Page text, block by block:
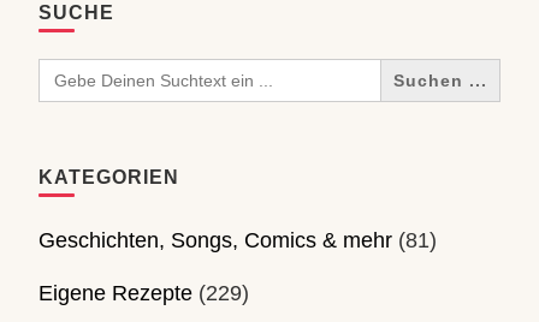
SUCHE
Search
for:
KATEGORIEN
Geschichten, Songs, Comics & mehr (81)
Eigene Rezepte (229)